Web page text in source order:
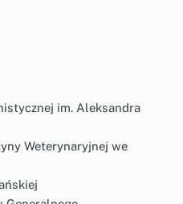
im. Aleksandra
Weterynaryjnej we